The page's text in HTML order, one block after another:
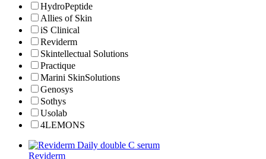
HydroPeptide
Allies of Skin
iS Clinical
Reviderm
Skintellectual Solutions
Practique
Marini SkinSolutions
Genosys
Sothys
Usolab
4LEMONS
Reviderm